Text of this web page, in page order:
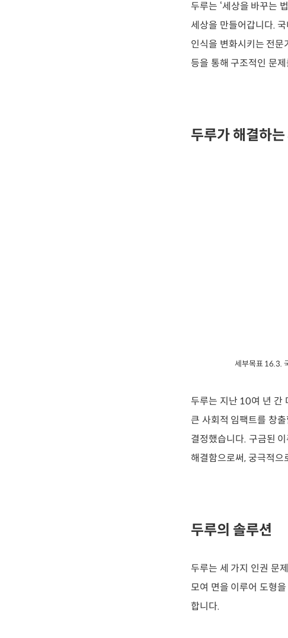
두루는 ‘세상을 바꾸는
세상을 만들어갑니다.
인식을 변화시키는 전문
등을 통해 구조적인 문
두루가 해결하는
세부목표 16.3.
두루는 지난 10여 년 간
큰 사회적 임팩트를 창
결정했습니다. 구금된
해결함으로써, 궁극적으
두루의 솔루션
두루는 세 가지 인권 문
모여 면을 이루어 도형
합니다.